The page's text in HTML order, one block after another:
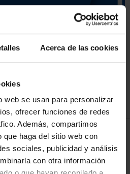
Acerca de las cookies
web se usan para personalizar
ofrecer funciones de redes
Además, compartimos
haga del sitio web con
sociales, publicidad y análisis
con otra información